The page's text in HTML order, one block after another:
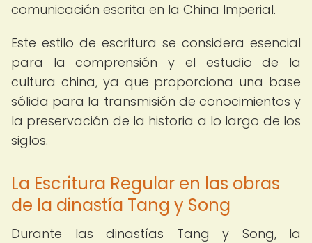
comunicación escrita en la China Imperial.
Este estilo de escritura se considera esencial
para la comprensión y el estudio de la
cultura china, ya que proporciona una base
sólida para la transmisión de conocimientos y
la preservación de la historia a lo largo de los
siglos.
La Escritura Regular en las obras
de la dinastía Tang y Song
Durante las dinastías Tang y Song, la